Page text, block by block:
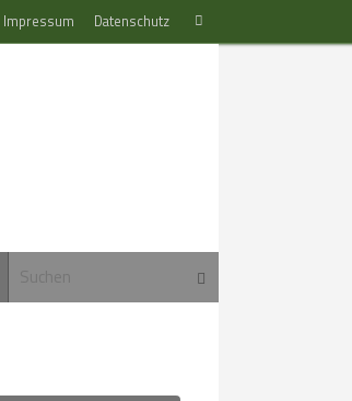
Impressum Datenschutz
nach:
Suchen
Suchen